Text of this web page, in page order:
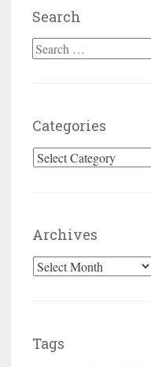
Search
Search for:
Categories
Categories
Archives
Archives
Tags